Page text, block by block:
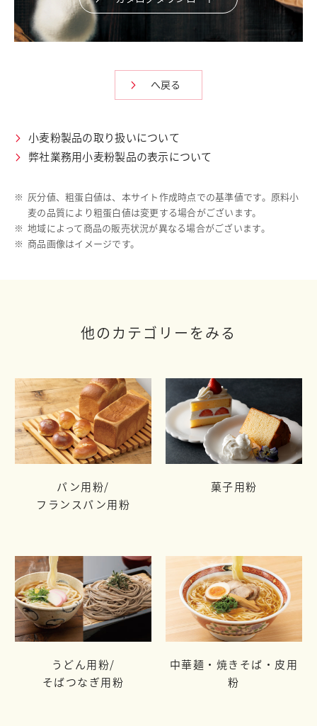
へ戻る
小麦粉製品の取り扱いについて
弊社業務用小麦粉製品の表示について
※ 灰分値、粗蛋白値は、本サイト作成時点での基準値です。原料小
麦の品質により粗蛋白値は変更する場合がございます。
※ 地域によって商品の販売状況が異なる場合がございます。
※ 商品画像はイメージです。
他のカテゴリーをみる
パン用粉/
フランスパン用粉
菓子用粉
うどん用粉/
そばつなぎ用粉
中華麺・焼きそば・皮用
粉